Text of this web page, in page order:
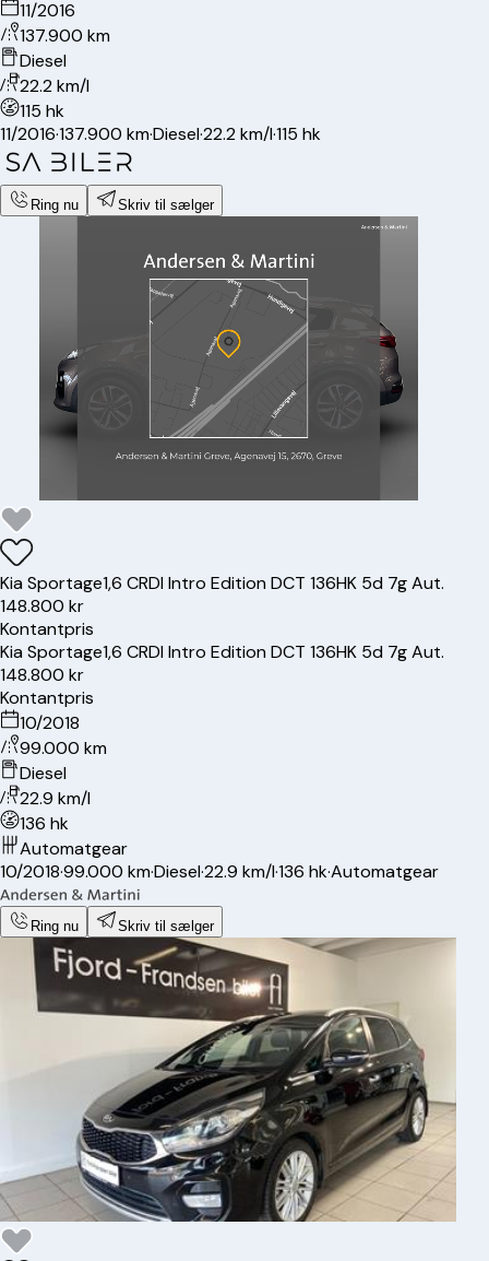
11/2016
137.900 km
Diesel
22.2 km/l
115 hk
11/2016·137.900 km·Diesel·22.2 km/l·115 hk
Ring nu Skriv til sælger
KiaSportage1,6 CRDI Intro Edition DCT 136HK 5d 7g Aut.
148.800 kr
Kontantpris
KiaSportage1,6 CRDI Intro Edition DCT 136HK 5d 7g Aut.
148.800 kr
Kontantpris
10/2018
99.000 km
Diesel
22.9 km/l
136 hk
Automatgear
10/2018·99.000 km·Diesel·22.9 km/l·136 hk·Automatgear
Ring nu Skriv til sælger